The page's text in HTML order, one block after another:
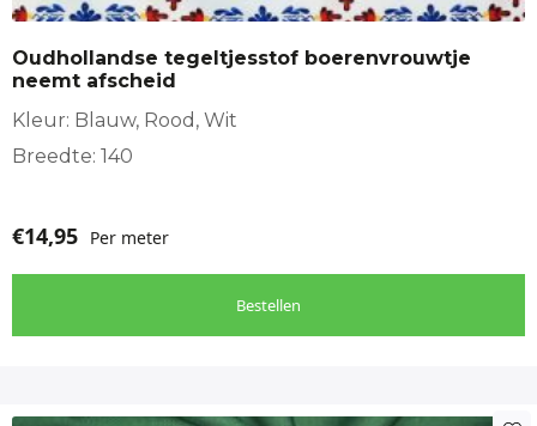
Oudhollandse tegeltjesstof boerenvrouwtje
neemt afscheid
Kleur: Blauw, Rood, Wit
Breedte: 140
€14,95 Per meter
Bestellen